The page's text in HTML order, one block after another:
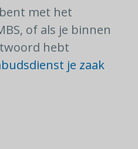
met het
of als je binnen
hebt
je zaak